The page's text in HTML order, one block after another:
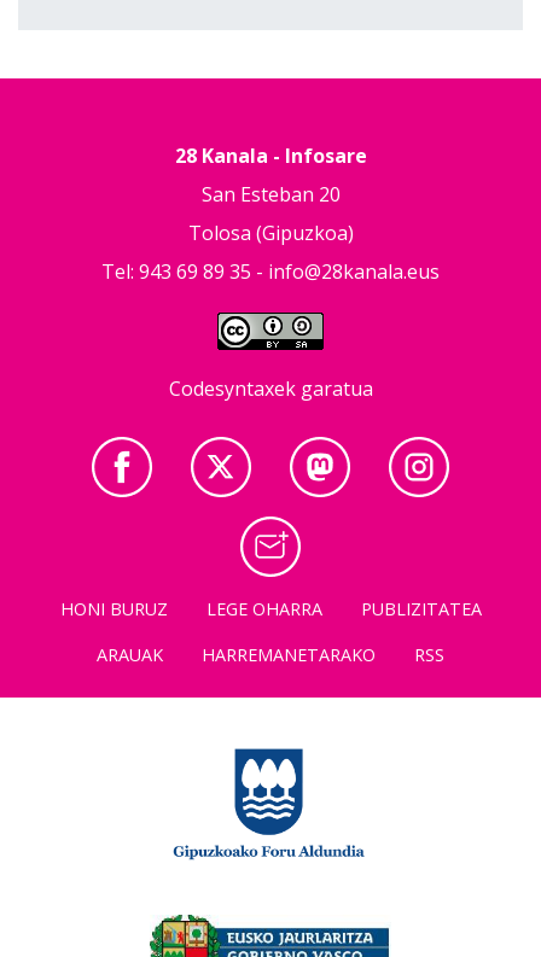
28 Kanala - Infosare
San Esteban 20
Tolosa (Gipuzkoa)
Tel: 943 69 89 35 - info@28kanala.eus
Codesyntaxek garatua
HONI BURUZ LEGE OHARRA
PUBLIZITATEA
ARAUAK
HARREMANETARAKO RSS